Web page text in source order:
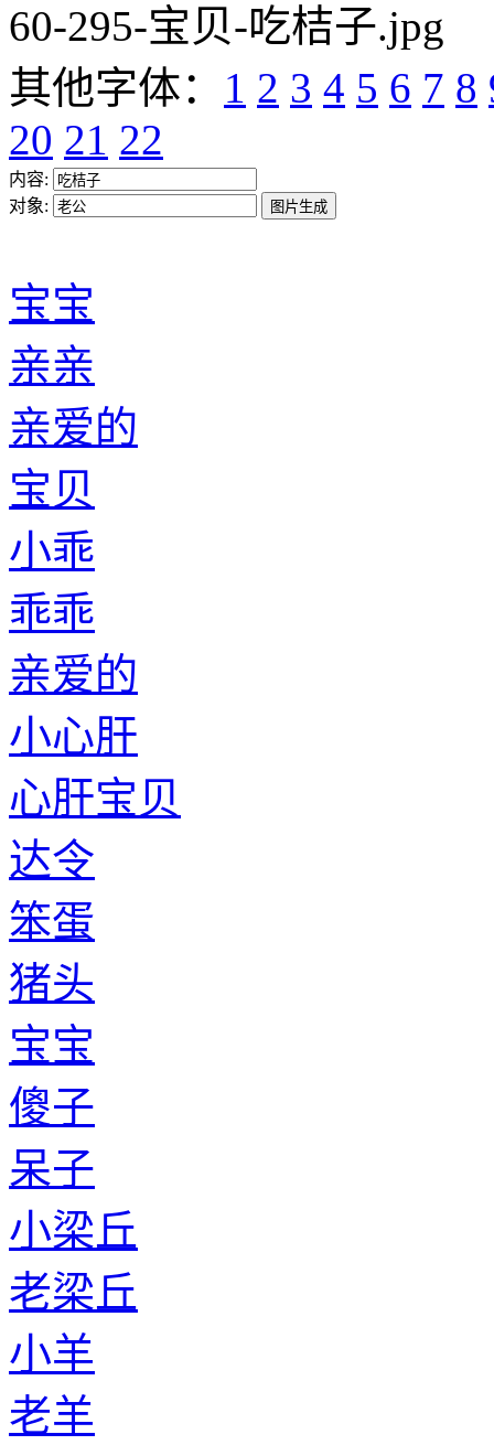
60-295-宝贝-吃桔子.jpg
其他字体： 1 2 3 4 5 6 7 8
20 21 22
内容:
对象:
宝宝
亲亲
亲爱的
宝贝
小乖
乖乖
亲爱的
小心肝
心肝宝贝
达令
笨蛋
猪头
宝宝
傻子
呆子
小梁丘
老梁丘
小羊
老羊